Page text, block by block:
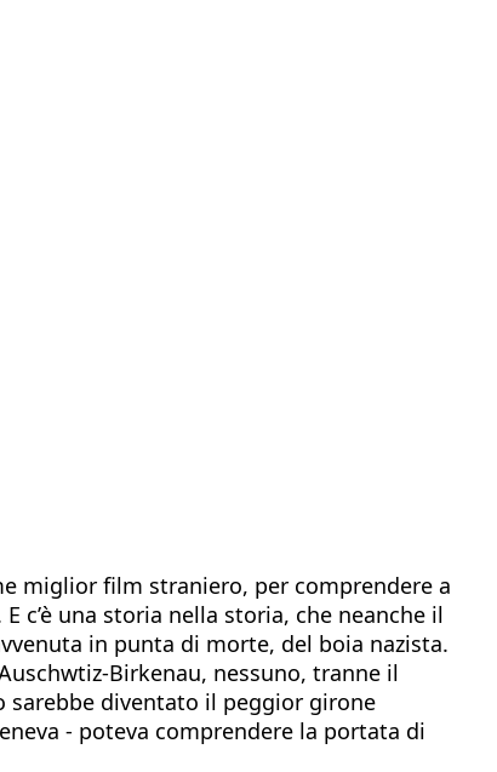
miglior film straniero, per comprendere a
c’è una storia nella storia, che neanche il
in punta di morte, del boia nazista.
Birkenau, nessuno, tranne il
sarebbe diventato il peggior girone
- poteva comprendere la portata di